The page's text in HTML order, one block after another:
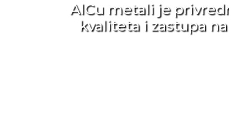
AlCu metali je
kvaliteta i zastupa